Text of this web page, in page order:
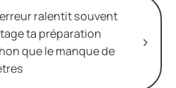
ralentit souvent
ta préparation
que le manque de